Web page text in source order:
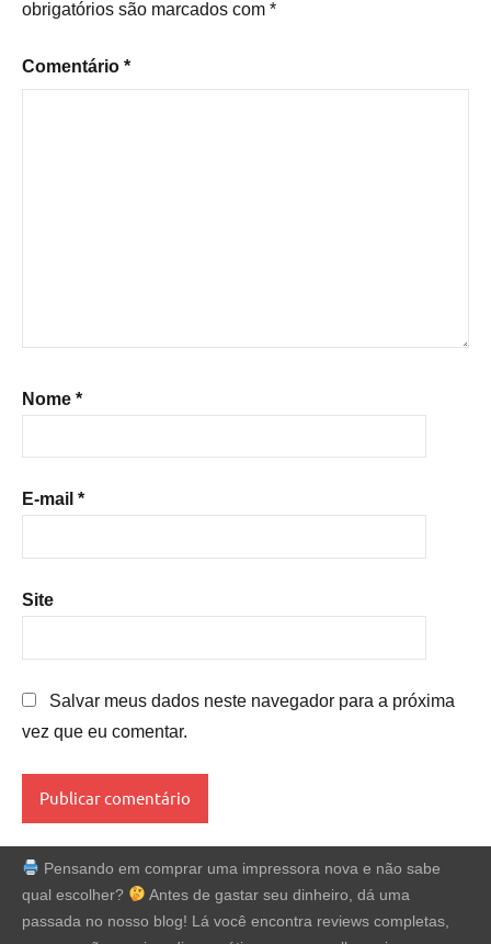
obrigatórios são marcados com *
Comentário *
Nome *
E-mail *
Site
Salvar meus dados neste navegador para a próxima
vez que eu comentar.
Pensando em comprar uma impressora nova e não sabe
qual escolher?
Antes de gastar seu dinheiro, dá uma
passada no nosso blog! Lá você encontra reviews completas,